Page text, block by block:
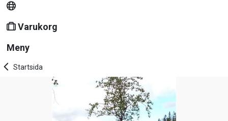
Varukorg
Meny
Startsida